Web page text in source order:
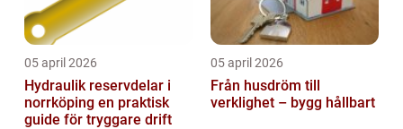
05 april 2026
Hydraulik reservdelar i
norrköping en praktisk
guide för tryggare drift
05 april 2026
Från husdröm till
verklighet – bygg hållbart